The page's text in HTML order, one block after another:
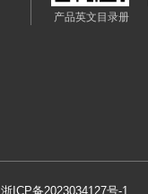
产品英文目录册
浙ICP备2023034127号-1